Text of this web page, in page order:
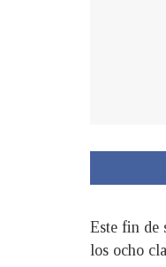
Este fin de
los ocho